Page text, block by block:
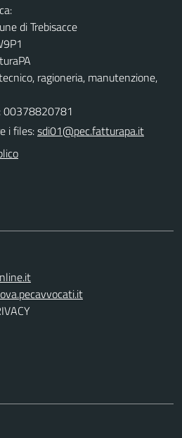
di Trebisacce
ragioneria, manutenzione,
00378820781
i files:sdi01@pec.fatturapa.it